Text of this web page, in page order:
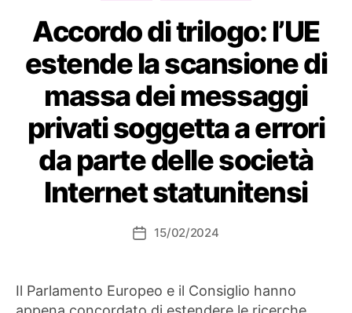
Accordo di trilogo: l’UE
estende la scansione di
massa dei messaggi
privati ​​soggetta a errori
da parte delle società
Internet statunitensi
Data15/02/2024
Il Parlamento Europeo e il Consiglio hanno